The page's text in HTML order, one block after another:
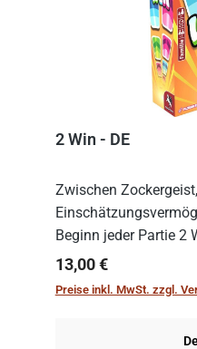
2 Win - DE
Zwischen Zockergeist,
Beginn jeder Partie 2
Spielenden aus, die
gilt. Doch das geht
Regulärer Preis:
13,00 €
Preise inkl. MwSt. zzgl.